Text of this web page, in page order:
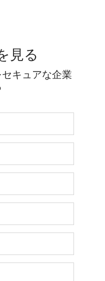
見る
キュアな企業